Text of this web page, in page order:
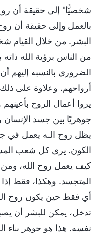
شخصيًّا" إلى حقيقة أن
بالعمل وإلى حقيقة أن
البشر. من خلال القيام
من الناس برؤية الله ذاته
الضروري بالنسبة إليهم
أرواحهم. وعلاوة على
يروا أعمال الروح
جوهريًا بين جسد
يظل روح الله يعمل في
الكون. يرى كل شعب
كيف يعمل روح الله، ومن
المتجسد. وهكذا، فقط
أي فقط حين يكون روح
تدخل، يمكن للبشر أن
نفسه. هذا هو جوهر بناء